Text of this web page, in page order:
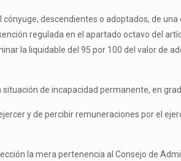
descendientes o adoptados, de
regulada en el apartado octavo del
la liquidable del 95 por 100 del valor de
de incapacidad permanente, en
y de percibir remuneraciones por el
la mera pertenencia al Consejo de